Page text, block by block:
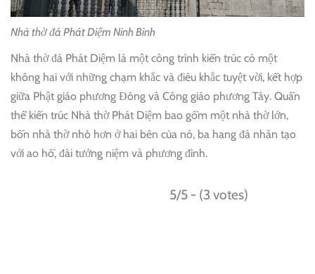
Nhà thờ đá Phát Diệm Ninh Bình
Nhà thờ đá Phát Diệm là một công trình kiến trúc có một
không hai với những chạm khắc và điêu khắc tuyệt vời, kết hợp
giữa Phật giáo phương Đông và Công giáo phương Tây. Quần
thể kiến trúc Nhà thờ Phát Diệm bao gồm một nhà thờ lớn,
bốn nhà thờ nhỏ hơn ở hai bên của nó, ba hang đá nhân tạo
với ao hồ, đài tưởng niệm và phương đình.
5/5 - (3 votes)